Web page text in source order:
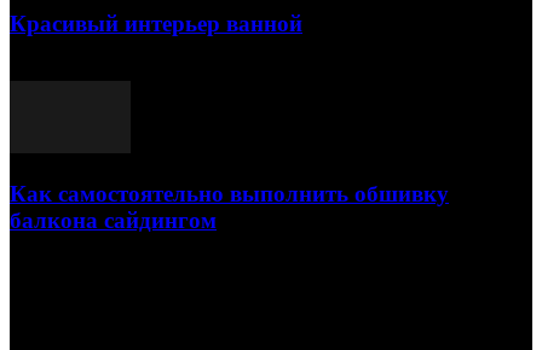
Красивый интерьер ванной
Как самостоятельно выполнить обшивку
балкона сайдингом